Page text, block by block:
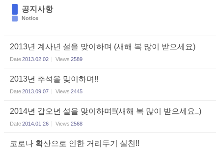
공지사항
Notice
2013년 계사년 설을 맞이하며 (새해 복 많이 받으세요)
Date2013.02.02 Views 2589
2013년 추석을 맞이하며!!
Date2013.09.07 Views 2445
2014년 갑오년 설을 맞이하며!!(새해 복 많이 받으세요..)
Date2014.01.26 Views 2568
코로나 확산으로 인한 거리두기 실천!!